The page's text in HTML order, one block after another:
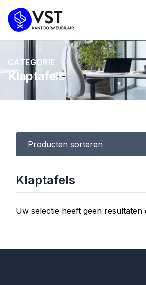
CATEGORIE
Klaptafels
Producten sorteren
Klaptafels
Uw selectie heeft geen resultaten